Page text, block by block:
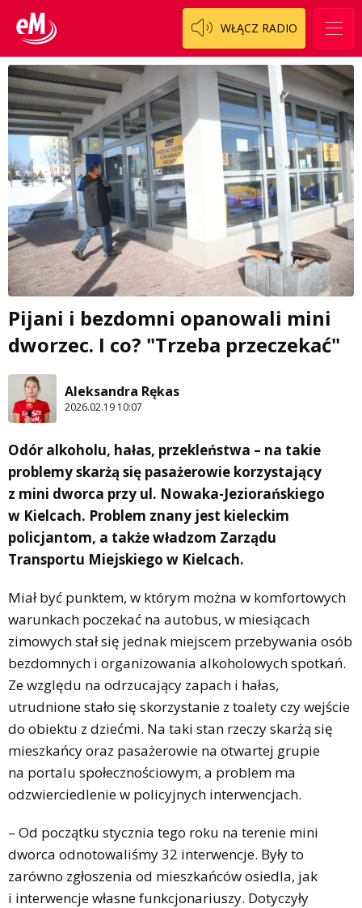
WŁĄCZ RADIO
Pijani i bezdomni opanowali mini
dworzec. I co? "Trzeba przeczekać"
Aleksandra Rękas
2026.02.19 10:07
Odór alkoholu, hałas, przekleństwa – na takie
problemy skarżą się pasażerowie korzystający
z mini dworca przy ul. Nowaka-Jeziorańskiego
w Kielcach. Problem znany jest kieleckim
policjantom, a także władzom Zarządu
Transportu Miejskiego w Kielcach.
Miał być punktem, w którym można w komfortowych
warunkach poczekać na autobus, w miesiącach
zimowych stał się jednak miejscem przebywania osób
bezdomnych i organizowania alkoholowych spotkań.
Ze względu na odrzucający zapach i hałas,
utrudnione stało się skorzystanie z toalety czy wejście
do obiektu z dziećmi. Na taki stan rzeczy skarżą się
mieszkańcy oraz pasażerowie na otwartej grupie
na portalu społecznościowym, a problem ma
odzwierciedlenie w policyjnych interwencjach.
– Od początku stycznia tego roku na terenie mini
dworca odnotowaliśmy 32 interwencje. Były to
zarówno zgłoszenia od mieszkańców osiedla, jak
i interwencje własne funkcjonariuszy. Dotyczyły